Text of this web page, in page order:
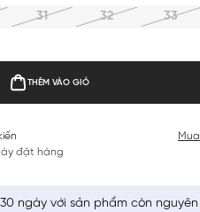
31 32 33
THÊM VÀO GIỎ
đặt hàng
ngày với sản phẩm còn